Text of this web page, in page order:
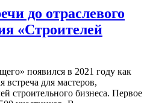
до отраслевого
«Строителей
появился в 2021 году как
встреча для мастеров,
строительного бизнеса. Первое